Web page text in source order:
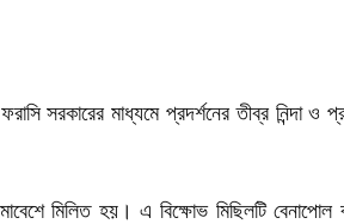
সরকারের মাধ্যমে প্রদর্শনের তীব্র নিন্দা ও
মিলিত হয়। এ বিক্ষোভ মিছিলটি